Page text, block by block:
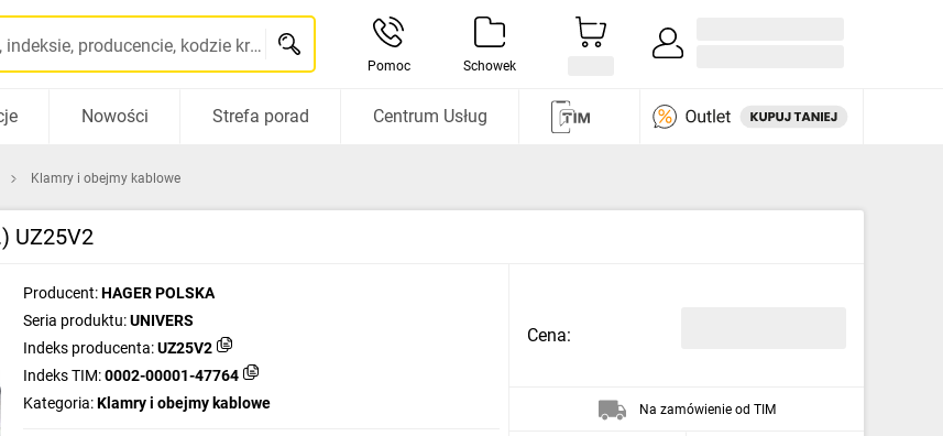
Szukaj po nazwie, indeksie, producencie, kodzie kreskowym...
Pomoc Schowek
Nowości Strefa porad Centrum Usług
Klamry i obejmy kablowe
UZ25V2
Producent:HAGER POLSKA
Seria produktu:UNIVERS
Indeks producenta:UZ25V2
Indeks TIM:0002-00001-47764
Kategoria:Klamry i obejmy kablowe
Cena:
Na zamówienie od TIM